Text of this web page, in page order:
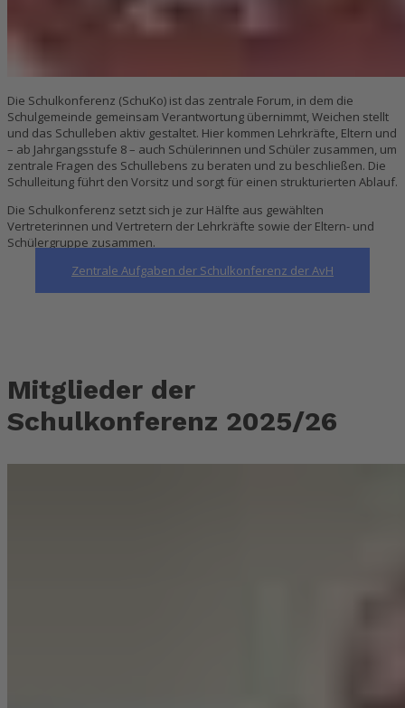
Die Schulkonferenz (SchuKo) ist das zentrale Forum, in dem die
Schulgemeinde gemeinsam Verantwortung übernimmt, Weichen stellt
und das Schulleben aktiv gestaltet. Hier kommen Lehrkräfte, Eltern und
– ab Jahrgangsstufe 8 – auch Schülerinnen und Schüler zusammen, um
zentrale Fragen des Schullebens zu beraten und zu beschließen. Die
Schulleitung führt den Vorsitz und sorgt für einen strukturierten Ablauf.
Die Schulkonferenz setzt sich je zur Hälfte aus gewählten
Vertreterinnen und Vertretern der Lehrkräfte sowie der Eltern- und
Schülergruppe zusammen.
Zentrale Aufgaben der Schulkonferenz der AvH
Mitglieder der
Schulkonferenz 2025/26